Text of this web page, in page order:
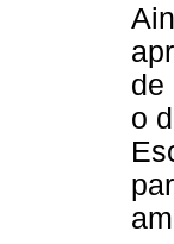
de
o